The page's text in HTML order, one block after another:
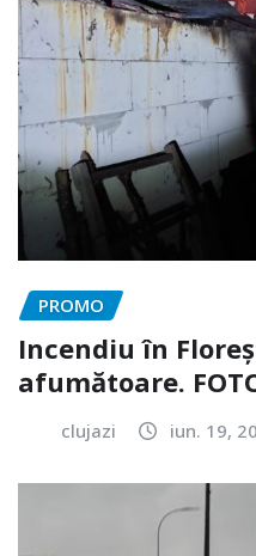
PROMO
Incendiu în
afumătoare.
clujazi iun. 19,